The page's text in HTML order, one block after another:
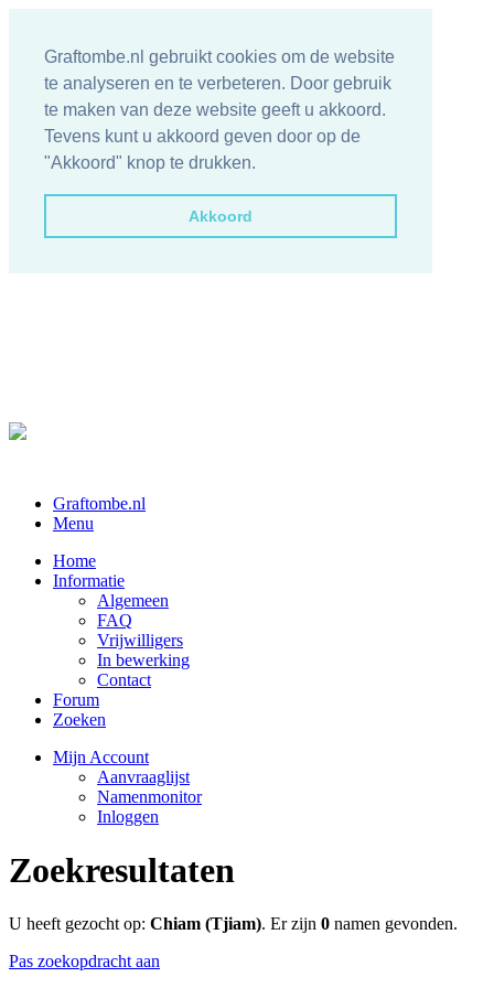
Graftombe.nl gebruikt cookies om de website
te analyseren en te verbeteren. Door gebruik
te maken van deze website geeft u akkoord.
Tevens kunt u akkoord geven door op de
"Akkoord" knop te drukken.
Akkoord
Graftombe.nl
Menu
Home
Informatie
Algemeen
FAQ
Vrijwilligers
In bewerking
Contact
Forum
Zoeken
Mijn Account
Aanvraaglijst
Namenmonitor
Inloggen
Zoekresultaten
U heeft gezocht op: Chiam (Tjiam). Er zijn 0 namen gevonden.
Pas zoekopdracht aan